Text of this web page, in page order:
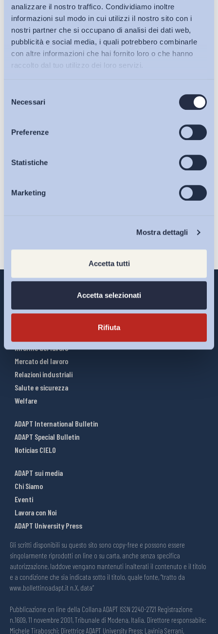
analizzare il nostro traffico. Condividiamo inoltre
informazioni sul modo in cui utilizzi il nostro sito con i
nostri partner che si occupano di analisi dei dati web,
pubblicità e social media, i quali potrebbero combinarle
con altre informazioni che hai fornito loro o che hanno
raccolto dal tuo utilizzo dei loro servizi.
delNecessari
Preferenze
Statistiche
Marketing
Mostra dettagli
Accetta tutti
Accetta selezionati
Rifiuta
Bollettini ADAPT
Articoli
Osservatori
Eventi
Ho letto e Accetto il trattamento dei dati personali descritti
Riforme del lavoro
Mercato del lavoro
Relazioni industriali
Salute e sicurezza
Welfare
ADAPT International Bulletin
ADAPT Special Bulletin
Noticias CIELO
ADAPT sui media
Chi Siamo
Eventi
Lavora con Noi
ADAPT University Press
Gli scritti disponibili su questo sito sono copy-free e possono essere
singolarmente riprodotti on line o su carta, anche senza specifica
autorizzazione, laddove vengano mantenuti inalterati il contenuto e il titolo
e a condizione che sia indicata sotto il titolo, quale fonte, “tratto da
www.bollettinoadapt.it n.X, data“
Pubblicazione on line della Collana ADAPT ISSN 2240-2721 Registrazione
n.1609, 11 novembre 2001, Tribunale di Modena, Italia. Direttore responsabile:
Michele Tiraboschi; Direttrice ADAPT University Press: Lavinia Serrani.